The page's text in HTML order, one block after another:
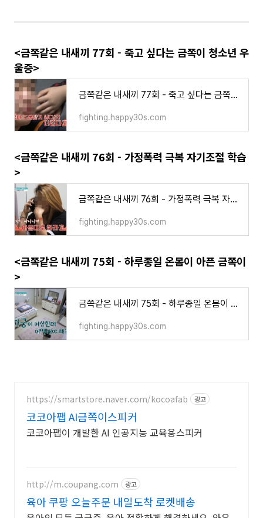
<금쪽같은 내새끼 77회 - 죽고 싶다는 금쪽이 청소년 우
울증>
금쪽같은 내새끼 77회 - 죽고 싶다는 금쪽이 청소년 우울증
fighting.happy30s.com
<금쪽같은 내새끼 76회 - 가정폭력 극복 자기조절 학습
>
금쪽같은 내새끼 76회 - 가정폭력 극복 자기조절 학습
fighting.happy30s.com
<금쪽같은 내새끼 75회 - 하루종일 온몸이 아픈 금쪽이
>
금쪽같은 내새끼 75회 - 하루종일 온몸이 아픈 금쪽이 신체화 장애
fighting.happy30s.com
https://smartstore.naver.com/kocoafab 광고
코코아팹 AI금쪽이스피커
코코아팹이 개발한 AI 인공지능 교육용스피커
http://m.coupang.com 광고
육아 쿠팡 오늘주문 내일도착 로켓배송